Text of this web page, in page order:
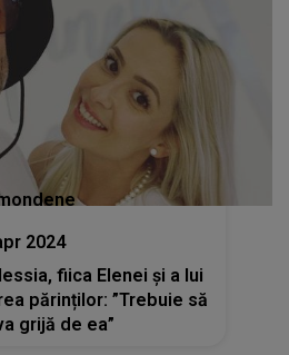
2024
fiica Elenei și a lui
părinților: ”Trebuie să
grijă de ea”